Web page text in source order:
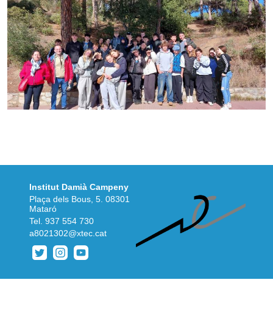
Institut Damià Campeny
Plaça dels Bous, 5. 08301
Mataró
Tel. 937 554 730
a8021302@xtec.cat